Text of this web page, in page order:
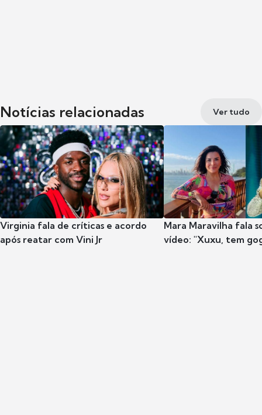
Notícias relacionadas Ver tudo
Virginia fala de críticas e acordo
após reatar com Vini Jr
Mara Maravilha fala
vídeo: "Xuxu, tem